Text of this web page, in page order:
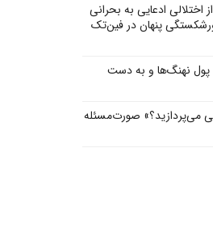
اختلالی ادعایی به بحرانی
پنهان در فین‌تک
پول‌ نهنگ‌ها و به دست
می‌پردازید؟» صورت‌مسئله